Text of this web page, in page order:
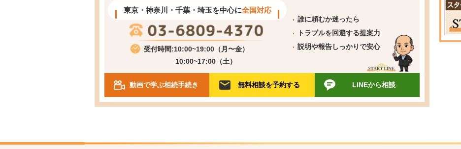
東京・神奈川・千葉・埼玉を中心に全国対応
受付時間:10:00~19:00（月〜金）
10:00~17:00（土）
誰に頼むか迷ったら
トラブルを回避する提案力
説明や報告しっかりで安心
動画で学ぶ相続手続き 無料相談を予約する LINEから相談